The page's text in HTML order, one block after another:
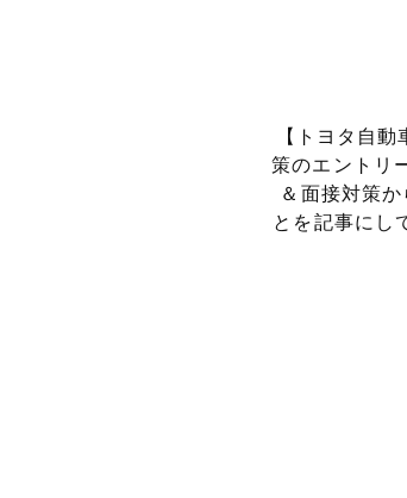
【トヨタ自
策のエントリ
＆面接対策
とを記事にし